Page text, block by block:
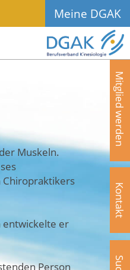
Meine DGAK
Mitglied werden
Kontakt
Muskeln.
Chiropraktikers
entwickelte er
Person